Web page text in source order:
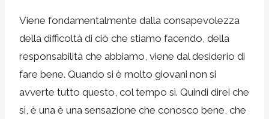
Viene fondamentalmente dalla consapevolezza
della difficoltà di ciò che stiamo facendo, della
responsabilità che abbiamo, viene dal desiderio di
fare bene. Quando si è molto giovani non si
avverte tutto questo, col tempo sì. Quindi direi che
sì, è una è una sensazione che conosco bene, che